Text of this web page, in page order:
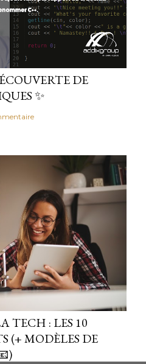
DE
✨
TECH : LES 10
(+ MODÈLES DE